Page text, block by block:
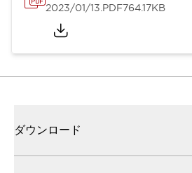
2023/01/13.PDF764.17KB
ダウンロード